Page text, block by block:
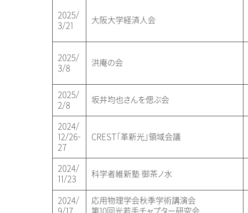
2025/
3/21
大阪大学経済人会
2025/
3/8
洪庵の会
2025/
2/8
坂井均也さんを偲ぶ会
2024/
12/26-
27
CREST「革新光」領域会議
2024/
11/23
科学者維新塾 御茶ノ水
2024/
応用物理学会秋季学術講演会